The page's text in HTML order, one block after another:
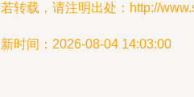
转载，请注明出处：http://
时间：2026-08-04 14:03:00